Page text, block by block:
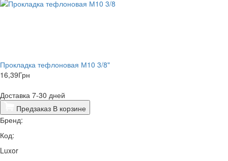
Прокладка тефлоновая М10 3/8"
16,39Грн
Доставка 7-30 дней
Предзаказ В корзине
Бренд:
Код:
Luxor